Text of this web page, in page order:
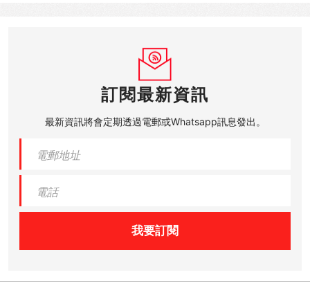
訂閱最新資訊
最新資訊將會定期透過電郵或Whatsapp訊息發出。
我要訂閱